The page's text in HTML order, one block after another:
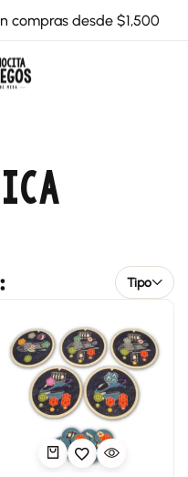
compras desde $1,500
Tipo